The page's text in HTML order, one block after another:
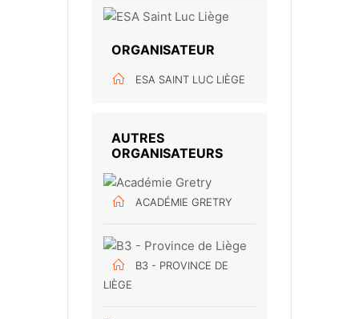
ORGANISATEUR
ESA SAINT LUC LIÈGE
AUTRES
ORGANISATEURS
ACADÉMIE GRETRY
B3 - PROVINCE DE
LIÈGE